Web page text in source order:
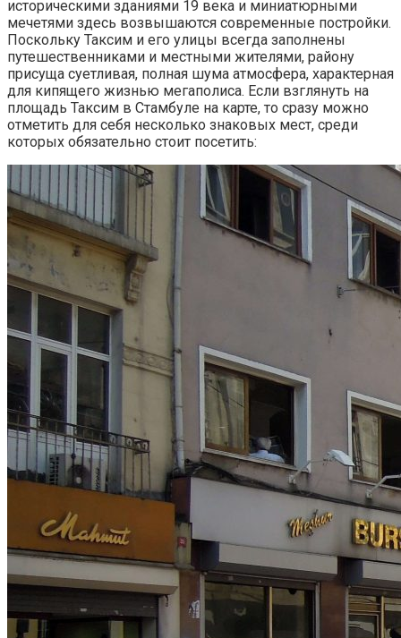
историческими зданиями 19 века и миниатюрными
мечетями здесь возвышаются современные постройки.
Поскольку Таксим и его улицы всегда заполнены
путешественниками и местными жителями, району
присуща суетливая, полная шума атмосфера, характерная
для кипящего жизнью мегаполиса. Если взглянуть на
площадь Таксим в Стамбуле на карте, то сразу можно
отметить для себя несколько знаковых мест, среди
которых обязательно стоит посетить: